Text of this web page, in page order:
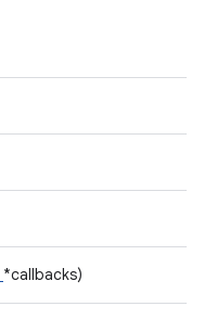
*callbacks)